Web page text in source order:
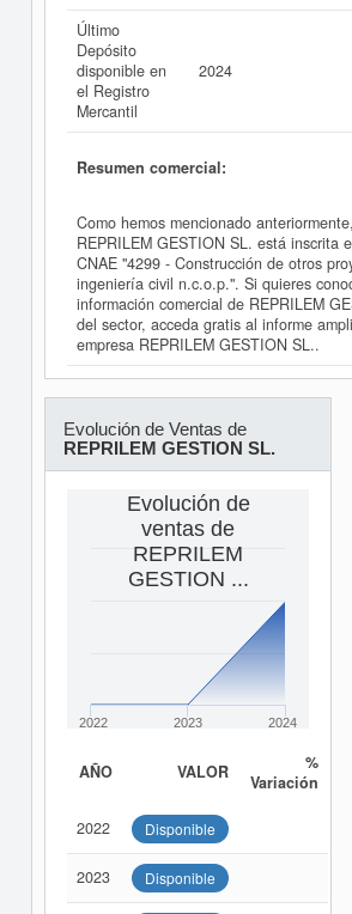
Último
Depósito
disponible en
el Registro
Mercantil
2024
Resumen comercial:
Como hemos mencionado
REPRILEM GESTION SL. está inscrita
CNAE "4299 - Construcción de otros
ingeniería civil n.c.o.p.". Si quieres
información comercial de REPRILEM
del sector, acceda gratis al informe
empresa REPRILEM GESTION SL..
Evolución de Ventas de
REPRILEM GESTION SL.
Evolución de
ventas de
REPRILEM
GESTION ...
2022 2023 2024
AÑO VALOR
%
Variación
2022 Disponible
2023 Disponible